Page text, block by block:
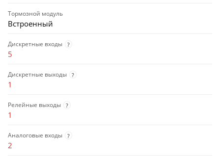
Тормозной модуль
Встроенный
Дискретные входы ?
5
Дискретные выходы ?
1
Релейные выходы ?
1
Аналоговые входы ?
2